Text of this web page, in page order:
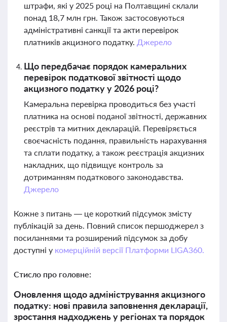
штрафи, які у 2025 році на Полтавщині склали
понад 18,7 млн грн. Також застосовуються
адміністративні санкції та акти перевірок
платників акцизного податку. Джерело
Що передбачає порядок камеральних
перевірок податкової звітності щодо
акцизного податку у 2026 році?
Камеральна перевірка проводиться без участі
платника на основі поданої звітності, державних
реєстрів та митних декларацій. Перевіряється
своєчасність подання, правильність нарахування
та сплати податку, а також реєстрація акцизних
накладних, що підвищує контроль за
дотриманням податкового законодавства.
Джерело
Кожне з питань — це короткий підсумок змісту
публікацій за день. Повний список першоджерел з
посиланнями та розширений підсумок за добу
доступні у комерційній версії Платформи LIGA360.
Стисло про головне:
Оновлення щодо адміністрування акцизного
податку: нові правила заповнення декларації,
зростання надходжень у регіонах та порядок